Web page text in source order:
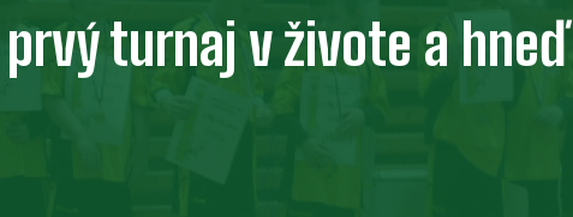
prvý turnaj v živote a hneď